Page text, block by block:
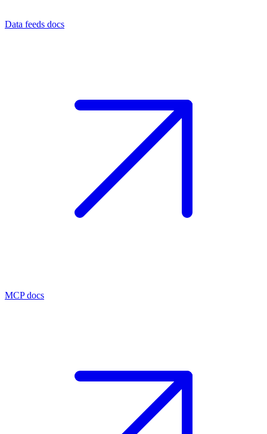
Data feeds docs
MCP docs